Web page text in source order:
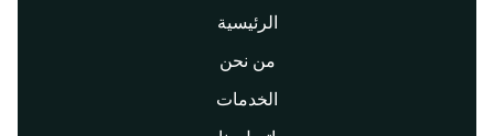
الرئيسية
من نحن
الخدمات